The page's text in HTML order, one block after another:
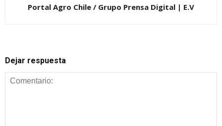
Portal Agro Chile / Grupo Prensa Digital | E.V
Dejar respuesta